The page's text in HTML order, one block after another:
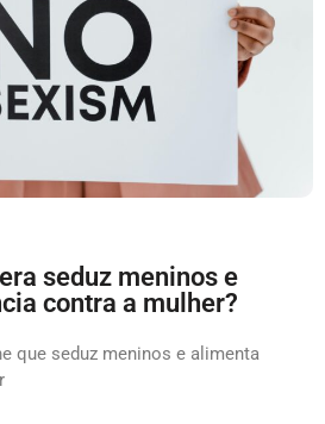
seduz meninos e
contra a mulher?
que seduz meninos e alimenta